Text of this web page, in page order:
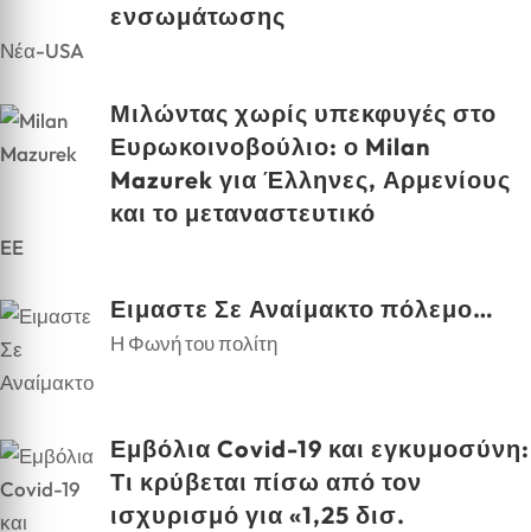
ενσωμάτωσης
Νέα-USA
Μιλώντας χωρίς υπεκφυγές στο
Ευρωκοινοβούλιο: ο Milan
Mazurek για Έλληνες, Αρμενίους
και το μεταναστευτικό
EE
Ειμαστε Σε Αναίμακτο πόλεμο…
Η Φωνή του πολίτη
Εμβόλια Covid-19 και εγκυμοσύνη:
Τι κρύβεται πίσω από τον
ισχυρισμό για «1,25 δισ.